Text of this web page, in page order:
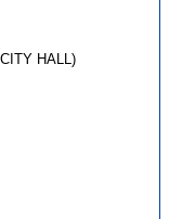
HALL)